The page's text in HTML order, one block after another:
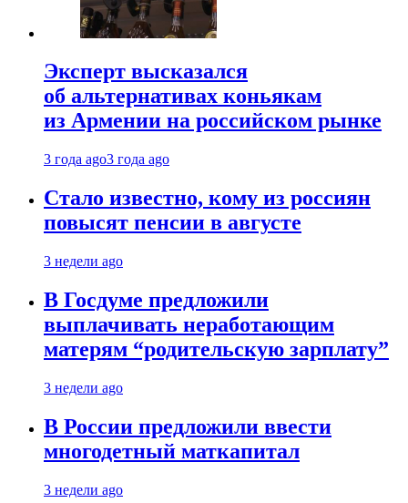
Эксперт высказался
об альтернативах коньякам
из Армении на российском рынке
3 года ago3 года ago
Стало известно, кому из россиян
повысят пенсии в августе
3 недели ago
В Госдуме предложили
выплачивать неработающим
матерям “родительскую зарплату”
3 недели ago
В России предложили ввести
многодетный маткапитал
3 недели ago